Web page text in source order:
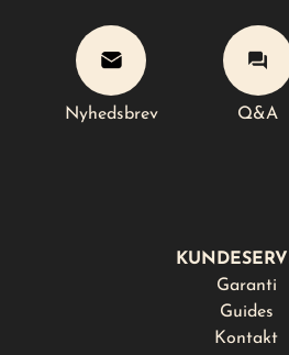
Nyhedsbrev
Nyhedsbrev Q&A
Garanti
Guides
Kontakt